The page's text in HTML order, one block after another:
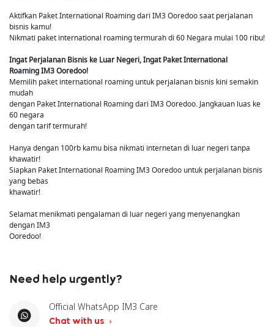
Aktifkan Paket International Roaming dari IM3 Ooredoo saat perjalanan
bisnis kamu!
Nikmati paket international roaming termurah di 60 Negara mulai 100 ribu!
Ingat Perjalanan Bisnis ke Luar Negeri, Ingat Paket International
Roaming IM3 Ooredoo!
Memilih paket international roaming untuk perjalanan bisnis kini semakin
mudah
dengan Paket International Roaming dari IM3 Ooredoo. Jangkauan luas ke
60 negara
dengan tarif termurah!
Hanya dengan 100rb kamu bisa nikmati internetan di luar negeri tanpa
khawatir!
Siapkan Paket International Roaming IM3 Ooredoo untuk perjalanan bisnis
yang bebas
khawatir!
Selamat menikmati pengalaman di luar negeri yang menyenangkan
dengan IM3
Ooredoo!
Need help urgently?
Official WhatsApp IM3 Care
Chat with us